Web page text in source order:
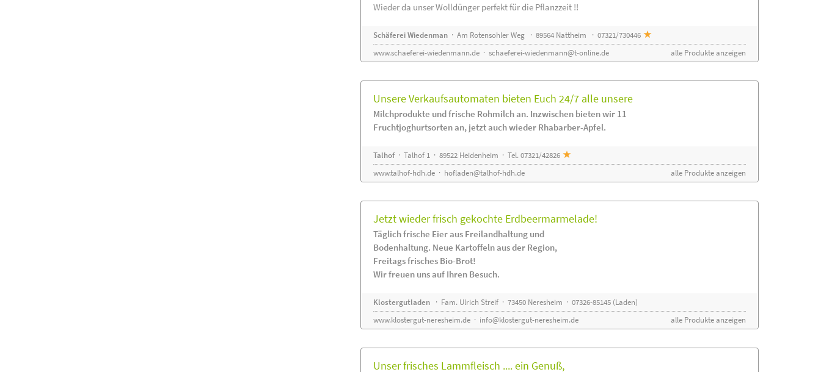
Wieder da unser Wolldünger perfekt für die Pflanzzeit !!
Schäferei Wiedenman· Am Rotensohler Weg · 89564 Nattheim · 07321/730446
www.schaeferei-wiedenmann.de· schaeferei-wiedenmann@t-online.de alle Produkte anzeigen
Unsere Verkaufsautomaten bieten Euch 24/7 alle unsere
Milchprodukte und frische Rohmilch an. Inzwischen bieten wir 11
Fruchtjoghurtsorten an, jetzt auch wieder Rhabarber-Apfel.
Talhof· Talhof 1 · 89522 Heidenheim · Tel. 07321/42826
www.talhof-hdh.de· hofladen@talhof-hdh.de alle Produkte anzeigen
Jetzt wieder frisch gekochte Erdbeermarmelade!
Täglich frische Eier aus Freilandhaltung und
Bodenhaltung. Neue Kartoffeln aus der Region,
Freitags frisches Bio-Brot!
Wir freuen uns auf Ihren Besuch.
Klostergutladen · Fam. Ulrich Streif · 73450 Neresheim · 07326-85145 (Laden)
www.klostergut-neresheim.de· info@klostergut-neresheim.de alle Produkte anzeigen
Unser frisches Lammfleisch .... ein Genuß,